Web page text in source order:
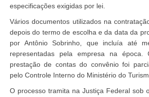
especificações exigidas por lei.
Vários documentos utilizados na
depois do termo de escolha e da data da
por Antônio Sobrinho, que incluía até
representadas pela empresa na
prestação de contas do convênio foi
pelo Controle Interno do Ministério do
O processo tramita na Justiça Federal sob